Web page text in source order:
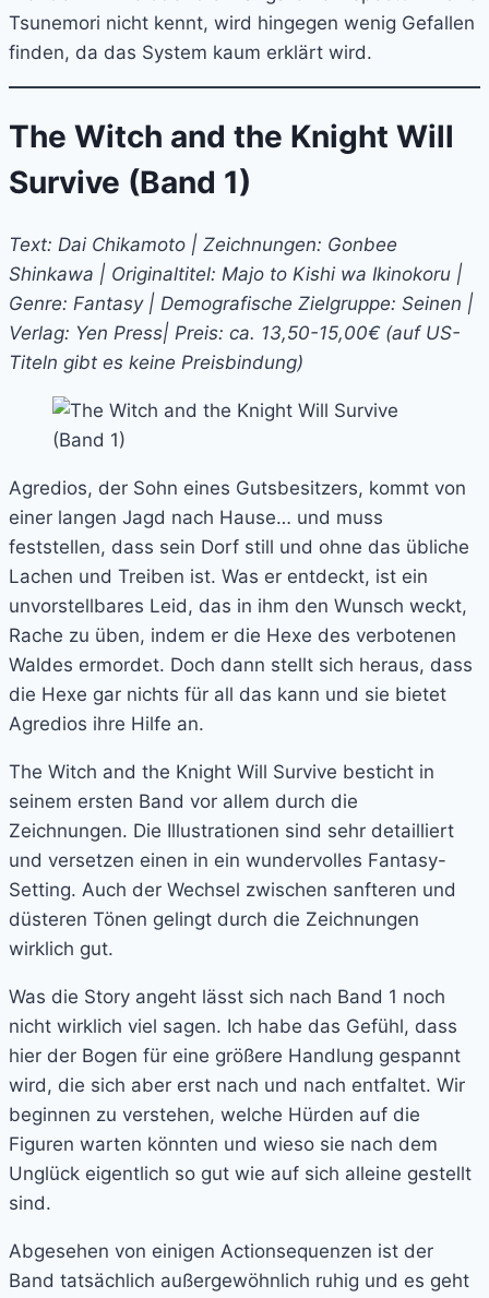
Tsunemori nicht kennt, wird hingegen wenig Gefallen
finden, da das System kaum erklärt wird.
The Witch and the Knight Will
Survive (Band 1)
Text: Dai Chikamoto | Zeichnungen: Gonbee
Shinkawa | Originaltitel: Majo to Kishi wa Ikinokoru |
Genre: Fantasy | Demografische Zielgruppe: Seinen |
Verlag: Yen Press| Preis: ca. 13,50-15,00€ (auf US-
Titeln gibt es keine Preisbindung)
Agredios, der Sohn eines Gutsbesitzers, kommt von
einer langen Jagd nach Hause… und muss
feststellen, dass sein Dorf still und ohne das übliche
Lachen und Treiben ist. Was er entdeckt, ist ein
unvorstellbares Leid, das in ihm den Wunsch weckt,
Rache zu üben, indem er die Hexe des verbotenen
Waldes ermordet. Doch dann stellt sich heraus, dass
die Hexe gar nichts für all das kann und sie bietet
Agredios ihre Hilfe an.
The Witch and the Knight Will Survive besticht in
seinem ersten Band vor allem durch die
Zeichnungen. Die Illustrationen sind sehr detailliert
und versetzen einen in ein wundervolles Fantasy-
Setting. Auch der Wechsel zwischen sanfteren und
düsteren Tönen gelingt durch die Zeichnungen
wirklich gut.
Was die Story angeht lässt sich nach Band 1 noch
nicht wirklich viel sagen. Ich habe das Gefühl, dass
hier der Bogen für eine größere Handlung gespannt
wird, die sich aber erst nach und nach entfaltet. Wir
beginnen zu verstehen, welche Hürden auf die
Figuren warten könnten und wieso sie nach dem
Unglück eigentlich so gut wie auf sich alleine gestellt
sind.
Abgesehen von einigen Actionsequenzen ist der
Band tatsächlich außergewöhnlich ruhig und es geht